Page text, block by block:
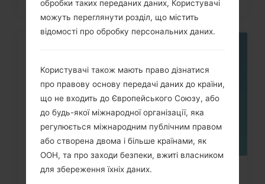
Як видалити усі дані з телефону
обробки таких переданих даних, Користувачі
можуть переглянути розділ, що містить
відомості про обробку персональних даних.
Користувачі також мають право дізнатися
про правову основу передачі даних до країни,
що не входить до Європейського Союзу, або
до будь-якої міжнародної організації, яка
регулюється міжнародним публічним правом
або створена двома і більше країнами, як
ООН, та про заходи безпеки, вжиті власником
для збереження їхніх даних.